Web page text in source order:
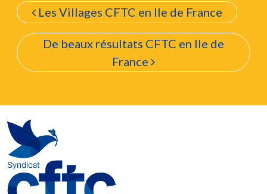
Les Villages CFTC en Ile de France
De beaux résultats CFTC en Ile de
France